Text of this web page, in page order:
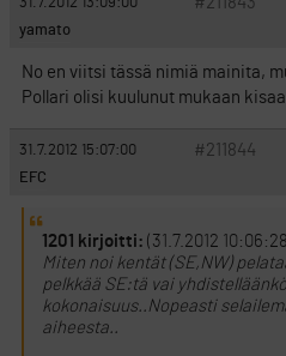
yamato
No en viitsi tässä nimiä mainita,
Pollari olisi kuulunut mukaan
31.7.2012 15:07:00 #211844
EFC
1201 kirjoitti: (31.7.2012
Miten noi kentät (SE,NW)
pelkkää SE:tä vai
kokonaisuus..Nopeasti
aiheesta..